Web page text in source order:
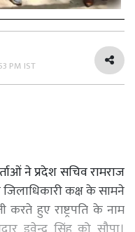
PM IST
ने प्रदेश सचिव रामराज
कक्ष के सामने
करते हुए राष्ट्रपति के नाम